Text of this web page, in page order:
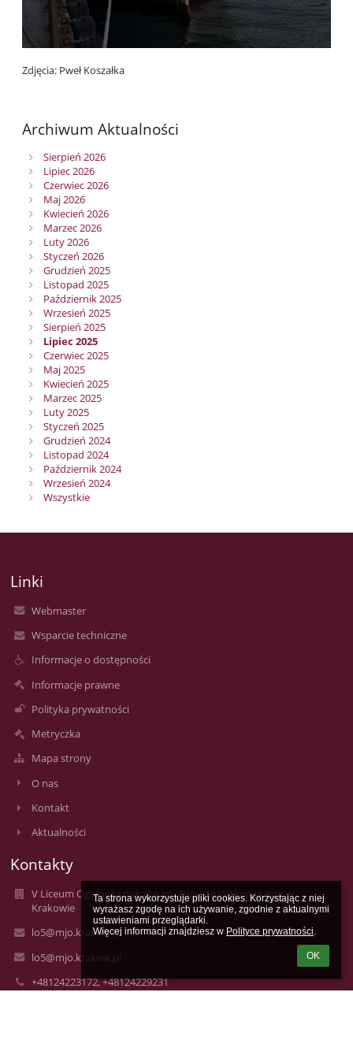
Ta strona wykorzystuje pliki cookies. Korzystając z niej
wyrażasz zgodę na ich używanie, zgodnie z aktualnymi
ustawieniami przeglądarki.
Więcej informacji znajdziesz w Polityce prywatności.
OK
Zdjęcia: Pweł Koszałka
Archiwum Aktualności
Sierpień 2026
Lipiec 2026
Czerwiec 2026
Maj 2026
Kwiecień 2026
Marzec 2026
Luty 2026
Styczeń 2026
Grudzień 2025
Listopad 2025
Październik 2025
Wrzesień 2025
Sierpień 2025
Lipiec 2025
Czerwiec 2025
Maj 2025
Kwiecień 2025
Marzec 2025
Luty 2025
Styczeń 2025
Grudzień 2024
Listopad 2024
Październik 2024
Wrzesień 2024
Wszystkie
Linki
Webmaster
Wsparcie techniczne
Informacje o dostępności
Informacje prawne
Polityka prywatności
Metryczka
Mapa strony
O nas
Kontakt
Aktualności
Kontakty
V Liceum Ogólnokształcące im. Augusta Witkowskiego w
Krakowie
lo5@mjo.krakow.pl
lo5@mjo.krakow.pl
+48124223172, +48124229231